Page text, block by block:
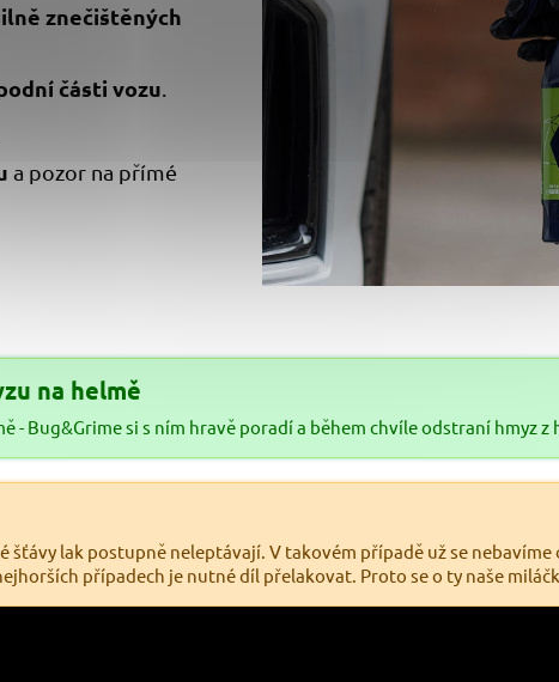
znečištěných
části vozu
a pozor na přímé
na helmě
- Bug&Grime si s ním hravě poradí a během chvíle odstraní hmyz z
šťávy lak postupně neleptávají. V takovém případě už se
případech je nutné díl přelakovat. Proto se o ty naše